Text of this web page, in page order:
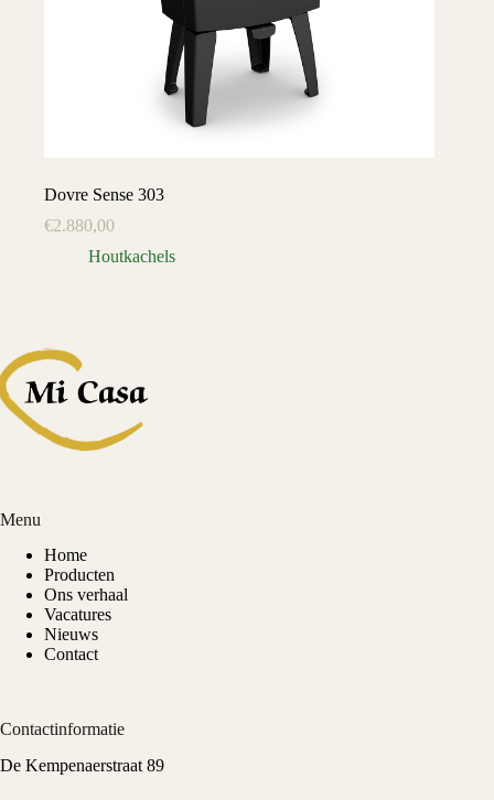
Dovre Sense 303
€2.880,00
Houtkachels
Menu
Home
Producten
Ons verhaal
Vacatures
Nieuws
Contact
Contactinformatie
De Kempenaerstraat 89